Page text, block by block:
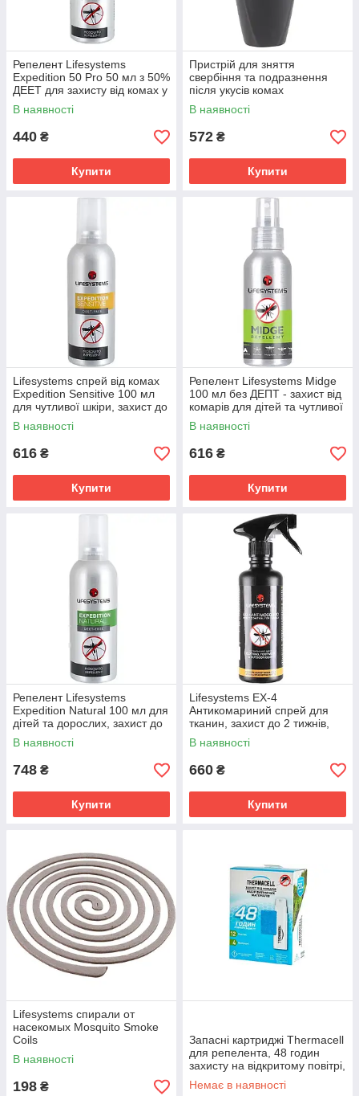
Репелент Lifesystems
Expedition 50 Pro 50 мл з 50%
ДЕЕТ для захисту від комах у
тропіках
В наявності
440 ₴
Купити
Пристрій для зняття
свербіння та подразнення
після укусів комах
Lifesystems Mini Bite Relief
Click, безпечний та
В наявності
572 ₴
Купити
Lifesystems спрей від комах
Expedition Sensitive 100 мл
для чутливої шкіри, захист до
10 годин
В наявності
616 ₴
Купити
Репелент Lifesystems Midge
100 мл без ДЕПТ - захист від
комарів для дітей та чутливої
шкіри
В наявності
616 ₴
Купити
Репелент Lifesystems
Expedition Natural 100 мл для
дітей та дорослих, захист до
8 годин
В наявності
748 ₴
Купити
Lifesystems EX-4
Антикомариний спрей для
тканин, захист до 2 тижнів,
250 мл
В наявності
660 ₴
Купити
Lifesystems спирали от
насекомых Mosquito Smoke
Coils
В наявності
198 ₴
Запасні картриджі Thermacell
для репелента, 48 годин
захисту на відкритому повітрі,
4 шт.
Немає в наявності